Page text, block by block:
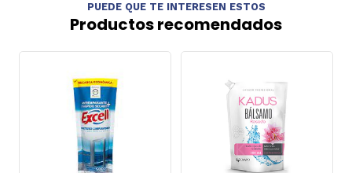
PUEDE QUE TE INTERESEN ESTOS
Productos recomendados